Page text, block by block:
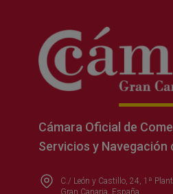
Cámara Oficial de
Servicios y Navegación
C./ León y Castillo, 24, 1ª
Gran Canaria, España